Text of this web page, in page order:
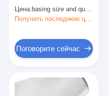
Цена: basing size and quantity
Получить последнюю цену
Поговорите сейчас